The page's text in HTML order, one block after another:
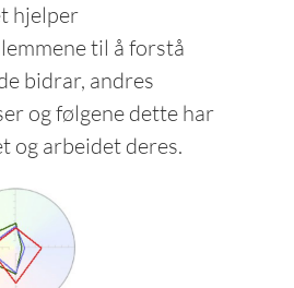
hjelper
til å forstå
bidrar, andres
og følgene dette har
og arbeidet deres.